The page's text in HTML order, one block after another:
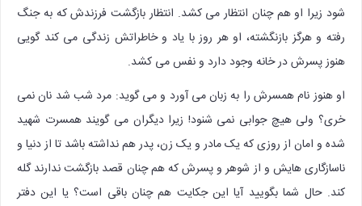
شود زیرا او هم چنان انتظار می کشد. انتظار بازگشت فرزندش که به جنگ
رفته و هرگز بازنگشته، او هر روز با یاد و خاطراتش زندگی می کند گویی
هنوز پسرش در خانه وجود دارد و نفس می کشد.
او هنوز نام همسرش را به زبان می آورد و می گوید: مرد شب شد نان نمی
خری؟ ولی هیچ جوابی نمی شنود! زیرا دیگران می گویند همسرت شهید
شده و امان از روزی که یک مادر و یک زن، پدر هم نداشته باشد تا از دنیا و
ناسازگاری هایش و از شوهر و پسرش که هم چنان قصد بازگشت ندارند گله
کند. حال شما بگویید آیا این جکایت هم چنان باقی است؟ یا این دفتر